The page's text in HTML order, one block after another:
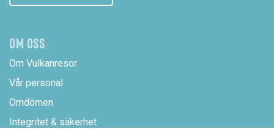
OM OSS
Om Vulkanresor
Vår personal
Omdömen
Integritet & säkerhet